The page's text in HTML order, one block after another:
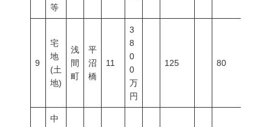
等
9
宅
地
(土
地)
浅
間
町
平
沼
橋
11
3
8
0
0
万
円
125 80
中